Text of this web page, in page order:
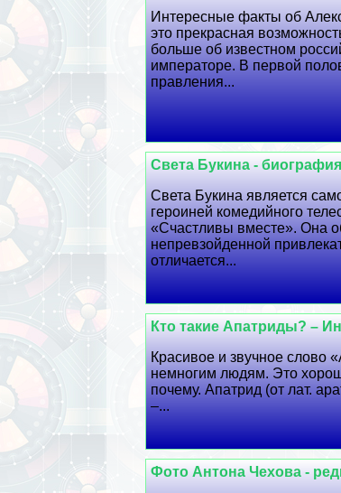
Интересные факты об
это прекрасная
больше об известном
императоре. В первой
правления...
Света Букина -
Света Букина является
героиней комедийного
«Счастливы вместе». Она
непревзойденной
отличается...
Кто такие Апатриды? –
Красивое и звучное слово
немногим людям. Это
почему. Апатрид (от лат.
–...
Фото Антона Чехова -